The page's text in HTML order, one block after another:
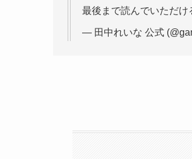
最後まで読んでいただけ
— 田中れいな 公式